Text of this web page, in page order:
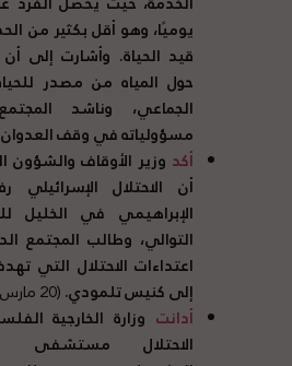
يوميًا، وهو أقل بكثير من
قيد الحياة. وأشارت إلى أن
حول المياه من مصدر
الجماعي، وناشد
مسؤولياته في وقف
أكد وزير الأوقاف والشؤون
أن الاحتلال
الإبراهيمي في الخليل
التوالي، وطالب المجتمع
اعتداءات الاحتلال التي
إلى كنيس تلمودي.(20 مارس 2025)
أدانت وزارة الخارجية
الاحتلال مستشفى